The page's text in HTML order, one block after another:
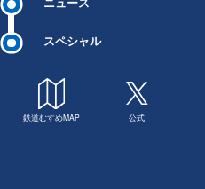
スペシャル
鉄道むすめMAP 公式